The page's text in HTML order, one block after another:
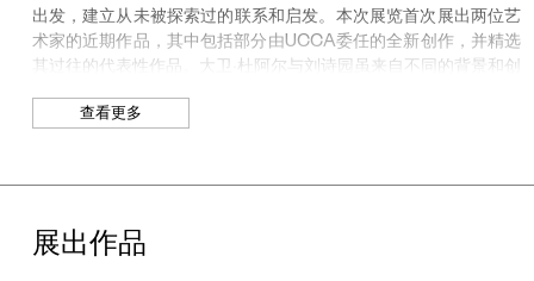
出发，建立从未被探索过的联系和启发。本次展览首次展出两位艺
术家的近期作品，其中包括部分由UCCA委任的全新创作，并精选
其过往的代表性作品。大卫·杜阿尔与刘诗园虽来自不同的背景和创
唤起个体对于如何让心灵摆脱“自我优化”和“精神政治”束缚的思
载”的星球上处于共生的关系，新技术和全球化的网络社交生活正
不断改变我们的思维、情感和交流方式。随着人、社会和非人类三
查看更多
展出作品
.
1
2
彩